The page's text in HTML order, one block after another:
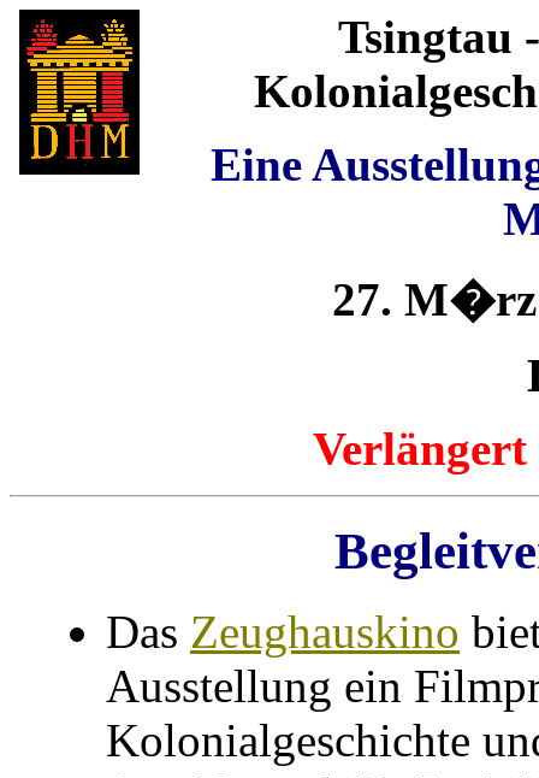
Tsingtau
Eine
27. M�rz
Verlängert
Das Zeughauskino
Ausstellung ein
Kolonialgeschichte